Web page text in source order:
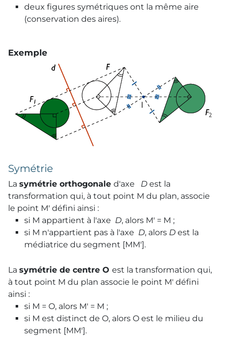
deux figures symétriques ont la même aire
(conservation des aires).
Exemple
Symétrie
La symétrie orthogonale d'axe D est la
transformation qui, à tout point M du plan, associe
le point M' défini ainsi :
si M appartient à l'axe D, alors M' = M ;
si M n'appartient pas à l'axe D, alors D est la
médiatrice du segment [MM'].
La symétrie de centre O est la transformation qui,
à tout point M du plan associe le point M' défini
ainsi :
si M = O, alors M' = M ;
si M est distinct de O, alors O est le milieu du
segment [MM'].